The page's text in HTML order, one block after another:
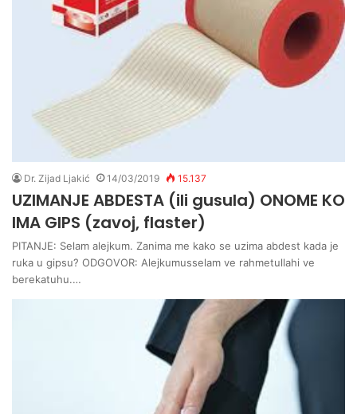
Dr. Zijad Ljakić 14/03/2019 15.137
UZIMANJE ABDESTA (ili gusula) ONOME KO
IMA GIPS (zavoj, flaster)
PITANJE: Selam alejkum. Zanima me kako se uzima abdest kada je
ruka u gipsu? ODGOVOR: Alejkumusselam ve rahmetullahi ve
berekatuhu.…